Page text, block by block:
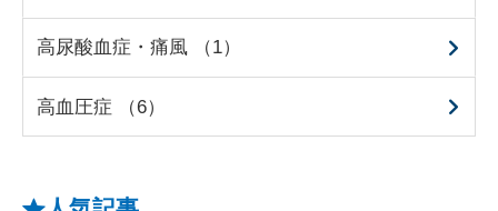
高尿酸血症・痛風 （1）
高血圧症 （6）